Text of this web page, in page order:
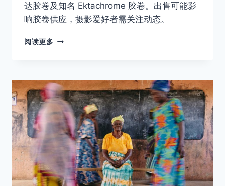
达胶卷及知名 Ektachrome 胶卷。出售可能影
响胶卷供应，摄影爱好者需关注动态。
阅读更多
收
购
了，
又
一
次！